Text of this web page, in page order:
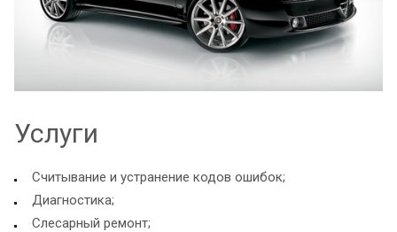
Услуги
Считывание и устранение кодов ошибок;
Диагностика;
Слесарный ремонт;